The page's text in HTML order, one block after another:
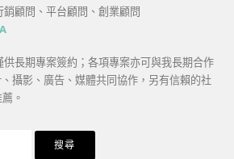
顧問、平台顧問、創業顧問
長期專案簽約；各項專案亦可與我長期合作
攝影、廣告、媒體共同協作，另有信賴的社
。